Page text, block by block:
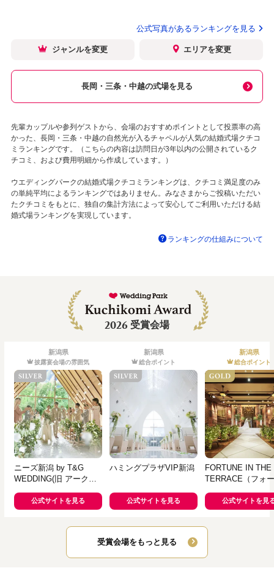
公式写真があるランキングを見る
ジャンルを変更 エリアを変更
長岡・三条・中越の式場を見る
先輩カップルや参列ゲストから、会場のおすすめポイントとして投票率の高
かった、長岡・三条・中越の自然光が入るチャペルが人気の結婚式場クチコ
ミランキングです。（こちらの内容は訪問日が3年以内の公開されているク
チコミ、および費用明細から作成しています。）
ウエディングパークの結婚式場クチコミランキングは、クチコミ満足度のみ
の単純平均によるランキングではありません。みなさまからご投稿いただい
たクチコミをもとに、独自の集計方法によって安心してご利用いただける結
婚式場ランキングを実現しています。
ランキングの仕組みについて
2026 受賞会場
新潟県
披露宴会場の雰囲気
ニーズ新潟 by T&G
WEDDING(旧 アークク
公式サイトを見る
新潟県
総合ポイント
ハミングプラザVIP新潟
公式サイトを見る
新潟県
総合ポイント
FORTUNE IN THE
TERRACE（フォ
公式サイトを見
受賞会場をもっと見る